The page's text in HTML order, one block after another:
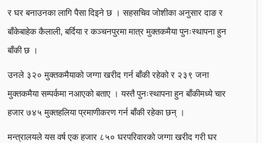
र घर बनाउनका लागि पैसा दिइने छ । सहसचिव जोशीका अनुसार दाङ र
बाँकेबाहेक कैलाली, बर्दिया र कञ्चनपुरमा मात्र मुक्तकमैया पुनःस्थापना हुन
बाँकी छ ।
उनले ३२० मुक्तकमैयाको जग्गा खरीद गर्न बाँकी रहेको र २३९ जना
मुक्तकमैया सम्पर्कमा नआएको बताए । यस्तै पुनःस्थापना हुन बाँकीमध्ये चार
हजार ७४५ मुक्तहलिया प्रमाणीकरण गर्न बाँकी रहेका छन् ।
मन्त्रालयले यस वर्ष एक हजार ८५० घरपरिवारको जग्गा खरीद गरी घर